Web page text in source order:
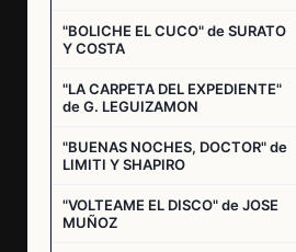
"BOLICHE EL CUCO" de SURATO
Y COSTA
"LA CARPETA DEL EXPEDIENTE"
de G. LEGUIZAMON
"BUENAS NOCHES, DOCTOR" de
LIMITI Y SHAPIRO
"VOLTEAME EL DISCO" de JOSE
MUÑOZ